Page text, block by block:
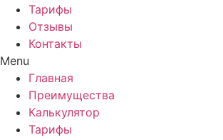
Тарифы
Отзывы
Контакты
Menu
Главная
Преимущества
Калькулятор
Тарифы